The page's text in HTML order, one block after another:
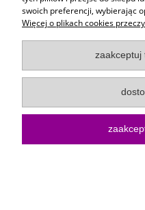
O
Sklep internetowy
402 Koszalin |
swoich preferencji, wybierając
Więcej o plikach cookies
zaakceptuj